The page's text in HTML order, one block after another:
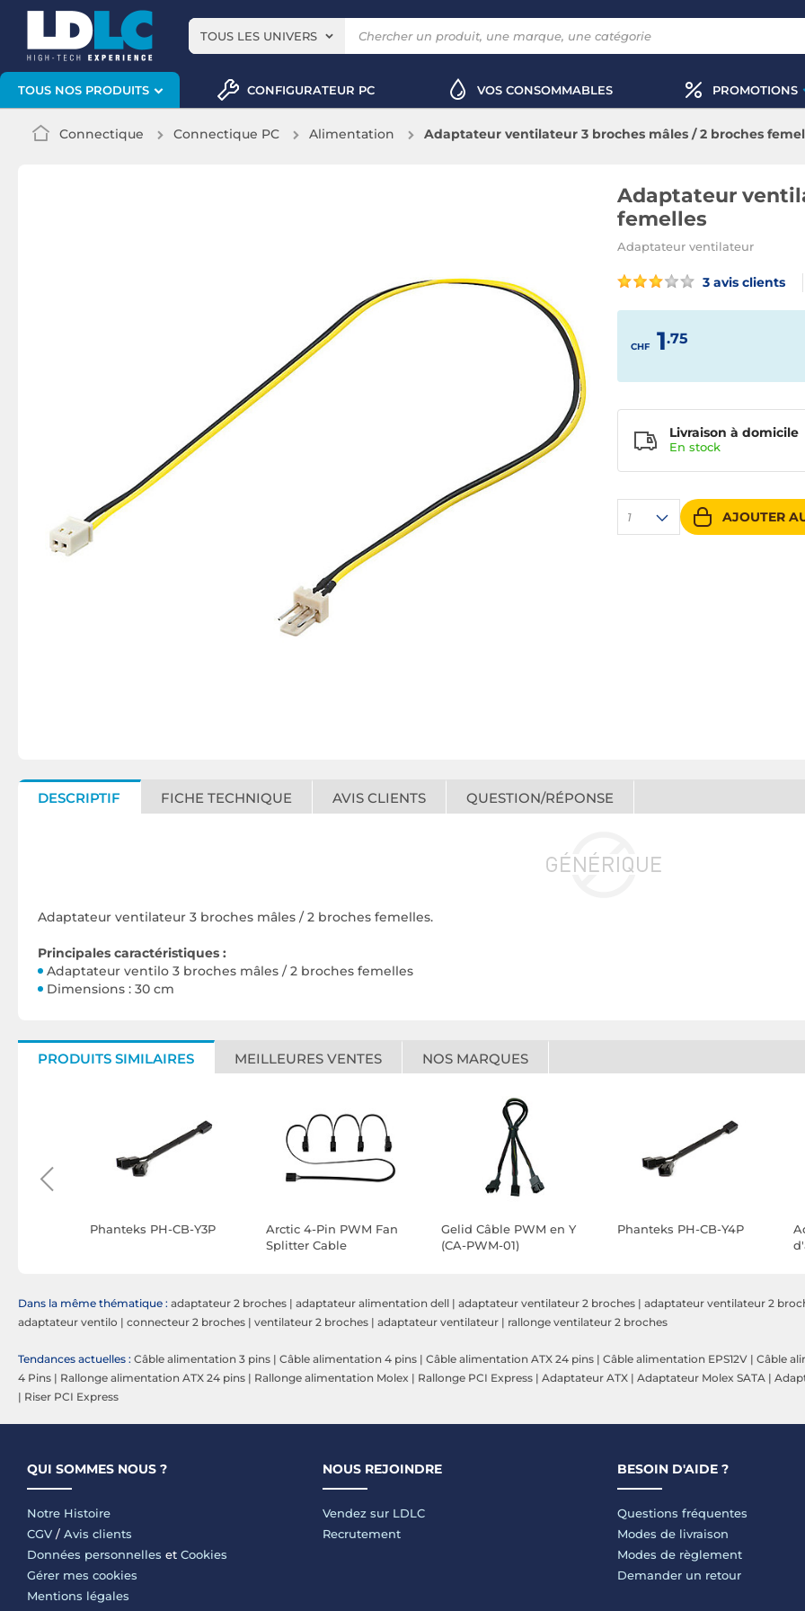
TOUS LES UNIVERS
TOUS NOS PRODUITS CONFIGURATEUR PC VOS CONSOMMABLES PROMOTIONS
Connectique Connectique PC Alimentation Adaptateur ventilateur 3 broches mâles / 2 broches
Adaptateur
femelles
Adaptateur ventilateur
3 avis clients
CHF 1.75
1 AJOUTER
Livraison à domicile
En stock
DESCRIPTIF FICHE TECHNIQUE AVIS CLIENTS QUESTION/RÉPONSE
Adaptateur ventilateur 3 broches mâles / 2 broches femelles.
Principales caractéristiques :
Adaptateur ventilo 3 broches mâles / 2 broches femelles
Dimensions : 30 cm
PRODUITS SIMILAIRES MEILLEURES VENTES NOS MARQUES
Phanteks PH-CB-Y3P
Arctic 4-Pin PWM Fan
Splitter Cable
Gelid Câble PWM en Y
(CA-PWM-01)
Phanteks PH-CB-Y4P
Dans la même thématique : adaptateur 2 broches | adaptateur alimentation dell | adaptateur ventilateur 2 broches | adaptateur ventilateur 2
adaptateur ventilo | connecteur 2 broches | ventilateur 2 broches | adaptateur ventilateur | rallonge ventilateur 2 broches
Tendances actuelles : Câble alimentation 3 pins | Câble alimentation 4 pins | Câble alimentation ATX 24 pins | Câble alimentation EPS12V | Câble
4 Pins | Rallonge alimentation ATX 24 pins | Rallonge alimentation Molex | Rallonge PCI Express | Adaptateur ATX | Adaptateur Molex SATA |
| Riser PCI Express
QUI SOMMES NOUS ?
Notre Histoire
CGV / Avis clients
Données personnelles et Cookies
Gérer mes cookies
Mentions légales
NOUS REJOINDRE
Vendez sur LDLC
Recrutement
BESOIN D'AIDE ?
Questions fréquentes
Modes de livraison
Modes de règlement
Demander un retour